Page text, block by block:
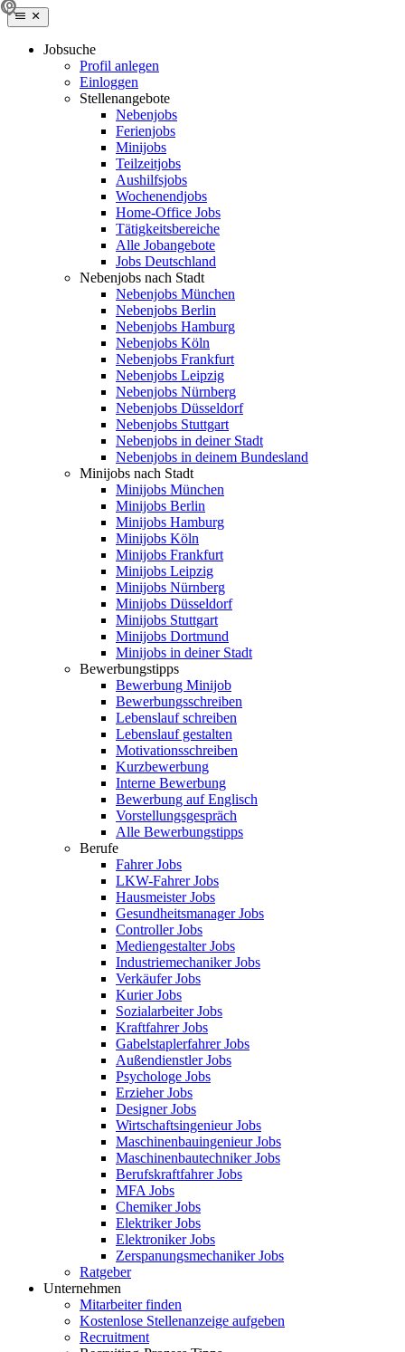
Jobsuche
Profil anlegen
Einloggen
Stellenangebote
Nebenjobs
Ferienjobs
Minijobs
Teilzeitjobs
Aushilfsjobs
Wochenendjobs
Home-Office Jobs
Tätigkeitsbereiche
Alle Jobangebote
Jobs Deutschland
Nebenjobs nach Stadt
Nebenjobs München
Nebenjobs Berlin
Nebenjobs Hamburg
Nebenjobs Köln
Nebenjobs Frankfurt
Nebenjobs Leipzig
Nebenjobs Nürnberg
Nebenjobs Düsseldorf
Nebenjobs Stuttgart
Nebenjobs in deiner Stadt
Nebenjobs in deinem Bundesland
Minijobs nach Stadt
Minijobs München
Minijobs Berlin
Minijobs Hamburg
Minijobs Köln
Minijobs Frankfurt
Minijobs Leipzig
Minijobs Nürnberg
Minijobs Düsseldorf
Minijobs Stuttgart
Minijobs Dortmund
Minijobs in deiner Stadt
Bewerbungstipps
Bewerbung Minijob
Bewerbungsschreiben
Lebenslauf schreiben
Lebenslauf gestalten
Motivationsschreiben
Kurzbewerbung
Interne Bewerbung
Bewerbung auf Englisch
Vorstellungsgespräch
Alle Bewerbungstipps
Berufe
Fahrer Jobs
LKW-Fahrer Jobs
Hausmeister Jobs
Gesundheitsmanager Jobs
Controller Jobs
Mediengestalter Jobs
Industriemechaniker Jobs
Verkäufer Jobs
Kurier Jobs
Sozialarbeiter Jobs
Kraftfahrer Jobs
Gabelstaplerfahrer Jobs
Außendienstler Jobs
Psychologe Jobs
Erzieher Jobs
Designer Jobs
Wirtschaftsingenieur Jobs
Maschinenbauingenieur Jobs
Maschinenbautechniker Jobs
Berufskraftfahrer Jobs
MFA Jobs
Chemiker Jobs
Elektriker Jobs
Elektroniker Jobs
Zerspanungsmechaniker Jobs
Ratgeber
Unternehmen
Mitarbeiter finden
Kostenlose Stellenanzeige aufgeben
Recruitment